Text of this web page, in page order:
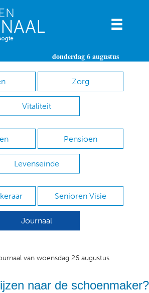
donderdag 6 augustus
Zorg
Vitaliteit
Pensioen
Levenseinde
Senioren Visie
Journaal
van woensdag 26 augustus
naar de schoenmaker?